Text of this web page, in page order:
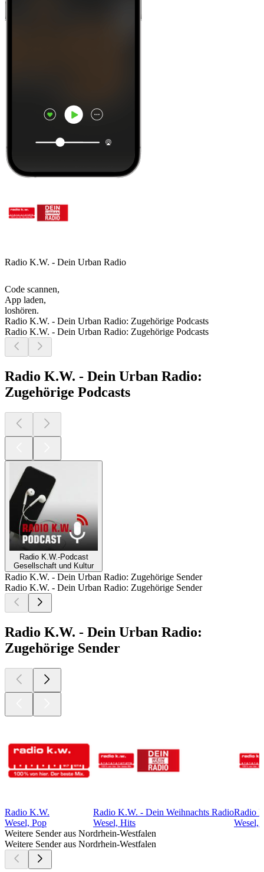
Radio K.W. - Dein Urban Radio
Code scannen,
App laden,
loshören.
Radio K.W. - Dein Urban Radio: Zugehörige Podcasts
Radio K.W. - Dein Urban Radio: Zugehörige Podcasts
Radio K.W. - Dein Urban Radio:
Zugehörige Podcasts
Radio K.W.-Podcast
Gesellschaft und Kultur
Radio K.W. - Dein Urban Radio: Zugehörige Sender
Radio K.W. - Dein Urban Radio: Zugehörige Sender
Radio K.W. - Dein Urban Radio:
Zugehörige Sender
Radio K.W.
Wesel, Pop
Radio K.W. - Dein Weihnachts Radio
Wesel, Hits
Radio
Wesel,
Weitere Sender aus Nordrhein-Westfalen
Weitere Sender aus Nordrhein-Westfalen